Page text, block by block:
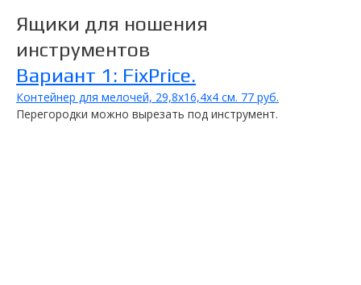
Ящики для ношения
инструментов
Вариант 1: FixPrice.
Контейнер для мелочей, 29,8х16,4х4 см. 77 руб.
Перегородки можно вырезать под инструмент.